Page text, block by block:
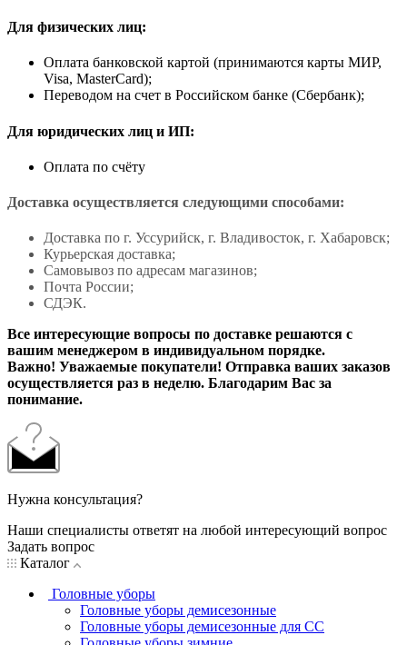
Для физических лиц:
Оплата банковской картой (принимаются карты МИР,
Visa, MasterCard);
Переводом на счет в Российском банке (Сбербанк);
Для юридических лиц и ИП:
Оплата по счёту
Доставка осуществляется следующими способами:
Доставка по г. Уссурийск, г. Владивосток, г. Хабаровск;
Курьерская доставка;
Самовывоз по адресам магазинов;
Почта России;
СДЭК.
Все интересующие вопросы по доставке решаются с
вашим менеджером в индивидуальном порядке.
Важно! Уважаемые покупатели! Отправка ваших заказов
осуществляется раз в неделю. Благодарим Вас за
понимание.
Нужна консультация?
Наши специалисты ответят на любой интересующий вопрос
Задать вопрос
Каталог
Головные уборы
Головные уборы демисезонные
Головные уборы демисезонные для СС